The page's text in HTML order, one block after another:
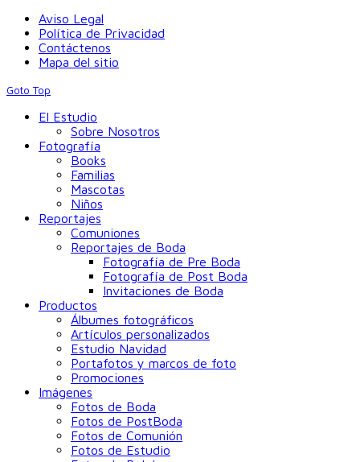
Aviso Legal
Política de Privacidad
Contáctenos
Mapa del sitio
Goto Top
El Estudio
Sobre Nosotros
Fotografía
Books
Familias
Mascotas
Niños
Reportajes
Comuniones
Reportajes de Boda
Fotografía de Pre Boda
Fotografía de Post Boda
Invitaciones de Boda
Productos
Álbumes fotográficos
Artículos personalizados
Estudio Navidad
Portafotos y marcos de foto
Promociones
Imágenes
Fotos de Boda
Fotos de PostBoda
Fotos de Comunión
Fotos de Estudio